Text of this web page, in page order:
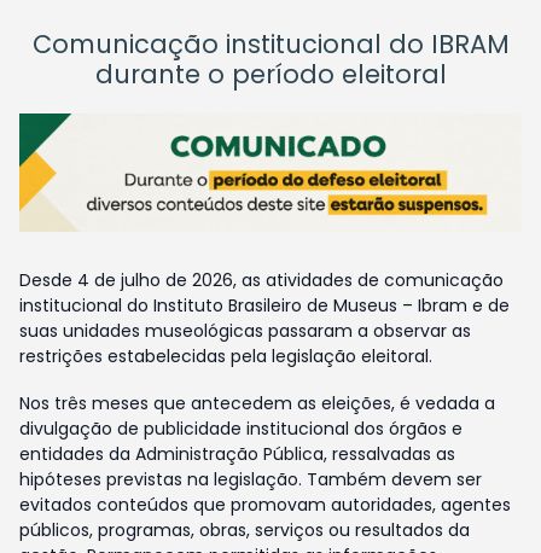
Comunicação institucional do IBRAM
durante o período eleitoral
Desde 4 de julho de 2026, as atividades de comunicação
institucional do Instituto Brasileiro de Museus – Ibram e de
suas unidades museológicas passaram a observar as
restrições estabelecidas pela legislação eleitoral.
Nos três meses que antecedem as eleições, é vedada a
divulgação de publicidade institucional dos órgãos e
entidades da Administração Pública, ressalvadas as
hipóteses previstas na legislação. Também devem ser
evitados conteúdos que promovam autoridades, agentes
públicos, programas, obras, serviços ou resultados da